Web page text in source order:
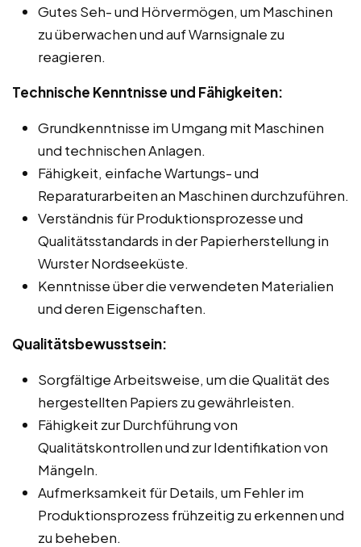
Gutes Seh- und Hörvermögen, um Maschinen
zu überwachen und auf Warnsignale zu
reagieren.
Technische Kenntnisse und Fähigkeiten:
Grundkenntnisse im Umgang mit Maschinen
und technischen Anlagen.
Fähigkeit, einfache Wartungs- und
Reparaturarbeiten an Maschinen durchzuführen.
Verständnis für Produktionsprozesse und
Qualitätsstandards in der Papierherstellung in
Wurster Nordseeküste.
Kenntnisse über die verwendeten Materialien
und deren Eigenschaften.
Qualitätsbewusstsein:
Sorgfältige Arbeitsweise, um die Qualität des
hergestellten Papiers zu gewährleisten.
Fähigkeit zur Durchführung von
Qualitätskontrollen und zur Identifikation von
Mängeln.
Aufmerksamkeit für Details, um Fehler im
Produktionsprozess frühzeitig zu erkennen und
zu beheben.